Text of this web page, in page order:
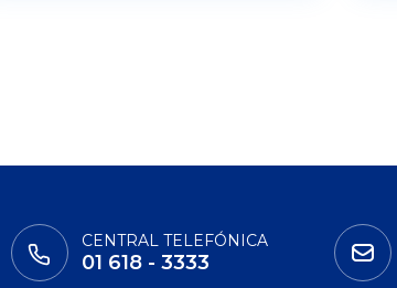
CENTRAL TELEFÓNICA
01 618 - 3333